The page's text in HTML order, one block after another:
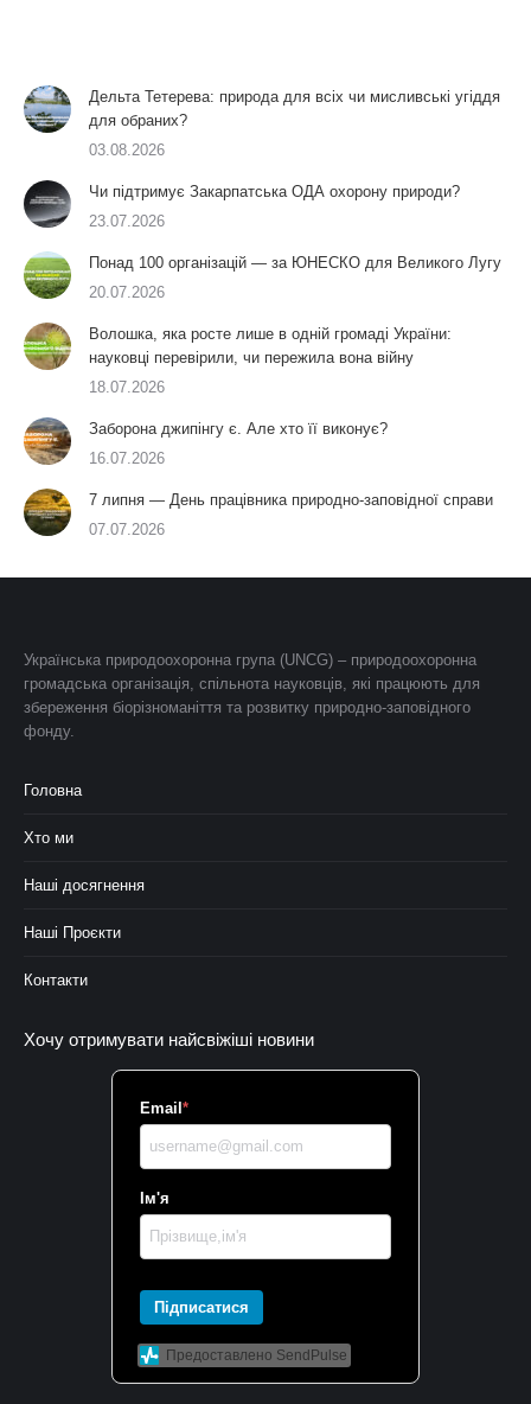
Дельта Тетерева: природа для всіх чи мисливські угіддя
для обраних?
03.08.2026
Чи підтримує Закарпатська ОДА охорону природи?
23.07.2026
Понад 100 організацій — за ЮНЕСКО для Великого Лугу
20.07.2026
Волошка, яка росте лише в одній громаді України:
науковці перевірили, чи пережила вона війну
18.07.2026
Заборона джипінгу є. Але хто її виконує?
16.07.2026
7 липня — День працівника природно-заповідної справи
07.07.2026
Українська природоохоронна група (UNCG) – природоохоронна
громадська організація, спільнота науковців, які працюють для
збереження біорізноманіття та розвитку природно-заповідного
фонду.
Головна
Хто ми
Наші досягнення
Наші Проєкти
Контакти
Хочу отримувати найсвіжіші новини
Email *
Ім'я
Підписатися
Предоставлено SendPulse